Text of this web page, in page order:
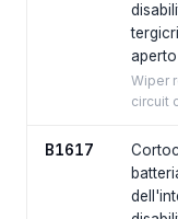
aperto
Wiper
circuit
B1617